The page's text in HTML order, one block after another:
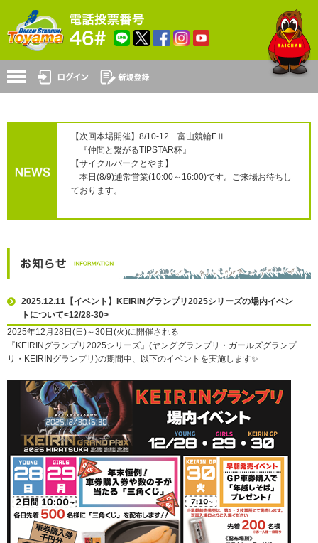
【次回本場開催】8/10-12 富山競輪FⅡ
『仲間と繋がるTIPSTAR杯』
【サイクルパークとやま】
本日(8/9)通常営業(10:00～16:00)です。ご来場お待ちし
ております。
2025.12.11【イベント】KEIRINグランプリ2025シリーズの場内イベン
トについて<12/28-30>
2025年12月28日(日)～30日(火)に開催される
『KEIRINグランプリ2025シリーズ』(ヤンググランプリ・ガールズグランプ
リ・KEIRINグランプリ)の期間中、以下のイベントを実施します✨